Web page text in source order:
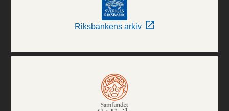
Riksbankens arkiv